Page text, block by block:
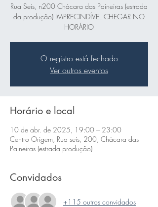
Rua Seis, n200 Chácara das Paineiras (estrada
da produção) IMPRECINDÍVEL CHEGAR NO
HORÁRIO
O registro está fechado
Ver outros eventos
Horário e local
10 de abr. de 2025, 19:00 – 23:00
Centro Origem, Rua seis, 200, Chácara das
Paineiras (estrada produção)
Convidados
+115 outros convidados